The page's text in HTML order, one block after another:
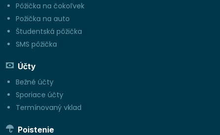
Pôžička na čokoľvek
Požička na auto
Študentská pôžička
SMS pôžička
Účty
Bežné účty
Sporiace účty
Termínovaný vklad
Poistenie